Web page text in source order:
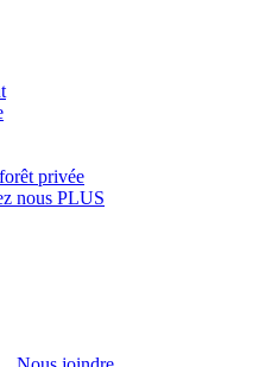
privée
nous PLUS